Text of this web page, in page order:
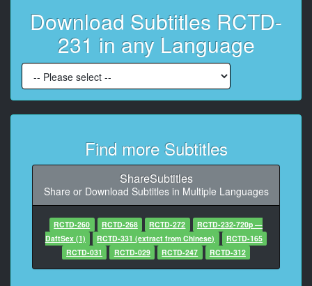
6
At 00:01:36,000, Character said: 食べたことあります
At 00:01:42,400, Character said: ちょっと彼女を彼氏
がですね 抱っこして豚が耐えれるか
8
んですけど はいはい 1時間ぐらい
9
At 00:01:55,200, Character said: ちょっとだけ参加し
てもらってもよろしいですか
10
At 00:02:01,600, Character said: よろしくお願いしま
Download Subtitles RCTD-
231 in any Language
Find more Subtitles
ShareSubtitles
Share or Download Subtitles in Multiple Languages
RCTD-260 RCTD-268 RCTD-272
RCTD-232-720p —
DaftSex (1)
RCTD-331 (extract from Chinese)
RCTD-165
RCTD-031
RCTD-029 RCTD-247 RCTD-312